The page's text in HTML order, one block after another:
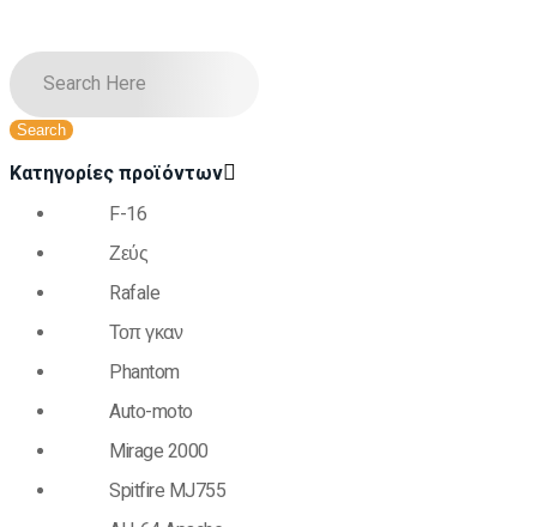
Κατηγορίες προϊόντων
F-16
Ζεύς
Rafale
Τοπ γκαν
Phantom
Auto-moto
Mirage 2000
Spitfire MJ755